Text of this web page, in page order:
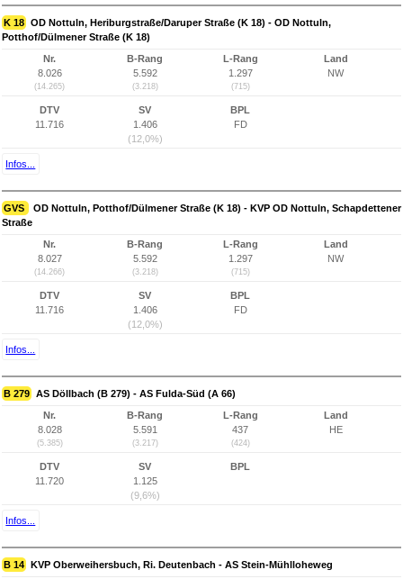
K 18 OD Nottuln, Heriburgstraße/Daruper Straße (K 18) - OD Nottuln,
Potthof/Dülmener Straße (K 18)
Nr.
8.026
(14.265)
B-Rang
5.592
(3.218)
L-Rang
1.297
(715)
Land
NW
DTV
11.716
SV
1.406
(12,0%)
BPL
FD
Infos...
GVS
OD Nottuln, Potthof/Dülmener Straße (K 18) - KVP OD Nottuln, Schapdettener
Straße
Nr.
8.027
(14.266)
B-Rang
5.592
(3.218)
L-Rang
1.297
(715)
Land
NW
DTV
11.716
SV
1.406
(12,0%)
BPL
FD
Infos...
B 279 AS Döllbach (B 279) - AS Fulda-Süd (A 66)
Nr.
8.028
(5.385)
B-Rang
5.591
(3.217)
L-Rang
437
(424)
Land
HE
DTV
11.720
SV
1.125
(9,6%)
BPL
Infos...
B 14 KVP Oberweihersbuch, Ri. Deutenbach - AS Stein-Mühlloheweg